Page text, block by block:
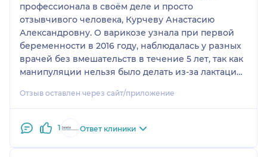
профессионала в своём деле и просто
отзывчивого человека, Курчеву Анастасию
Александровну. О варикозе узнала при первой
беременности в 2016 году, наблюдалась у разных
врачей без вмешательств в течение 5 лет, так как
манипуляции нельзя было делать из-за лактации
проблему. Я очень мнительная, меня запугали
мной произойти, если я не сделаю операцию, все
врачи говорили, что надо удалять под общим
Отзыв оставлен через сайт/приложение
1 Ответ клиники